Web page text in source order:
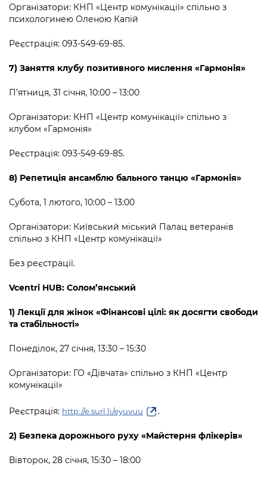
Організатори: КНП «Центр комунікації» спільно з
психологинею Оленою Капій
Реєстрація: 093-549-69-85.
7) Заняття клубу позитивного мислення «Гармонія»
П’ятниця, 31 січня, 10:00 – 13:00
Організатори: КНП «Центр комунікації» спільно з
клубом «Гармонія»
Реєстрація: 093-549-69-85.
8) Репетиція ансамблю бального танцю «Гармонія»
Субота, 1 лютого, 10:00 – 13:00
Організатори: Київський міський Палац ветеранів
спільно з КНП «Центр комунікації»
Без реєстрації.
Vcentri HUB: Солом’янський
1) Лекції для жінок «Фінансові цілі: як досягти свободи
та стабільності»
Понеділок, 27 січня, 13:30 – 15:30
Організатори: ГО «Дівчата» спільно з КНП «Центр
комунікації»
Реєстрація: http://e.surl.li/eyuvuu .
2) Безпека дорожнього руху «Майстерня флікерів»
Вівторок, 28 січня, 15:30 – 18:00